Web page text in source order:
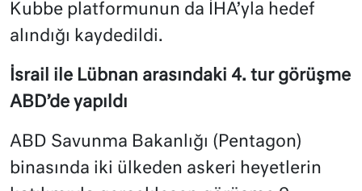
Kubbe platformunun da İHA’yla hedef
alındığı kaydedildi.
İsrail ile Lübnan arasındaki 4. tur görüşme
ABD’de yapıldı
ABD Savunma Bakanlığı (Pentagon)
binasında iki ülkeden askeri heyetlerin